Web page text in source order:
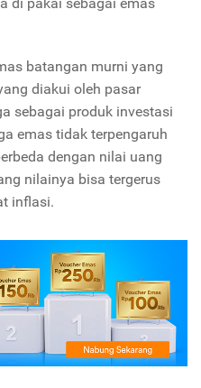
di pakai sebagai emas
batangan murni yang
diakui oleh pasar
sebagai produk investasi
emas tidak terpengaruh
dengan nilai uang
nilainya bisa tergerus
inflasi.